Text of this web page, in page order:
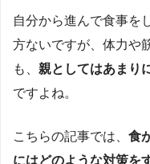
自分から進んで食事を
方ないですが、体力や
も、 親としてはあまり
ですよね。
こちらの記事では、 食
にはどのような対策を